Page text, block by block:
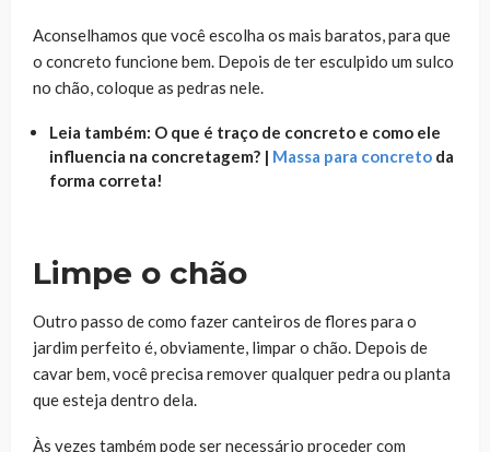
Aconselhamos que você escolha os mais baratos, para que
o concreto funcione bem. Depois de ter esculpido um sulco
no chão, coloque as pedras nele.
Leia também: O que é traço de concreto e como ele
influencia na concretagem? | Massa para concreto da
forma correta!
Limpe o chão
Outro passo de como fazer canteiros de flores para o
jardim perfeito é, obviamente, limpar o chão. Depois de
cavar bem, você precisa remover qualquer pedra ou planta
que esteja dentro dela.
Às vezes também pode ser necessário proceder com